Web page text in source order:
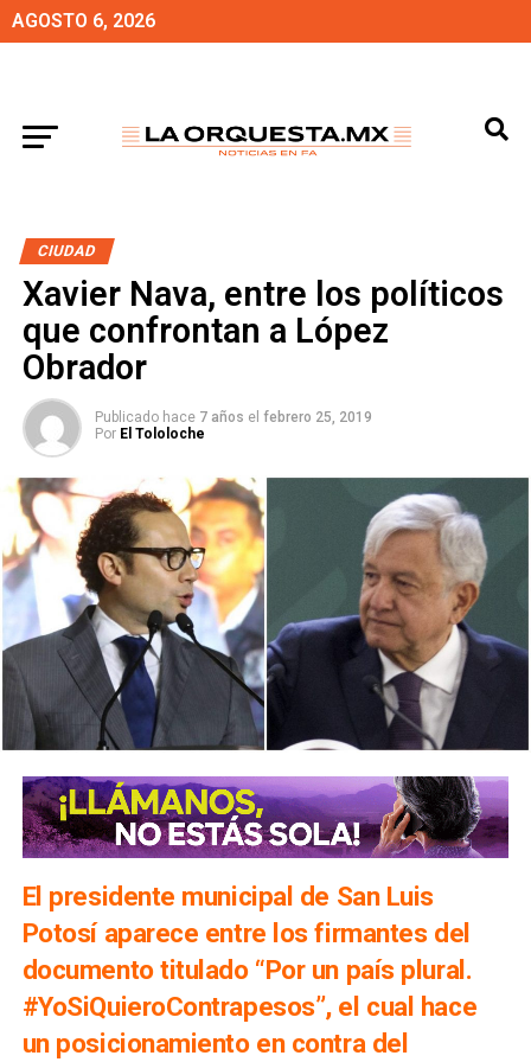
AGOSTO 6, 2026
CIUDAD
Xavier Nava, entre los políticos
que confrontan a López
Obrador
Publicado hace 7 años el febrero 25, 2019
Por El Tololoche
El presidente municipal de San Luis
Potosí aparece entre los firmantes del
documento titulado “Por un país plural.
#YoSiQuieroContrapesos”, el cual hace
un posicionamiento en contra del